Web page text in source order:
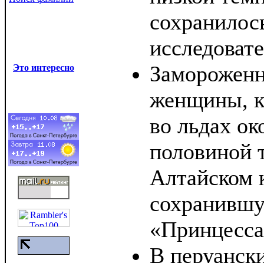
Это интересно
женщины,
во льдах
половиной
Алтайском
В